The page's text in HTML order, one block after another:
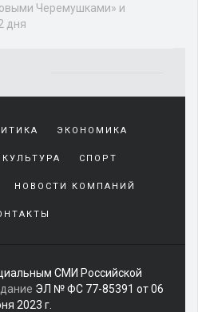
Черемушками» и
дня
sürekli
beraber
geçirerek
harcadığı
yakın
olan
ЭКОНОМИКА
КУЛЬТУРА СПОРТ
НОВОСТИ КОМПАНИЙ
СМИ Российской
ЭЛ № ФС 77-85391 от 06
2023 г.